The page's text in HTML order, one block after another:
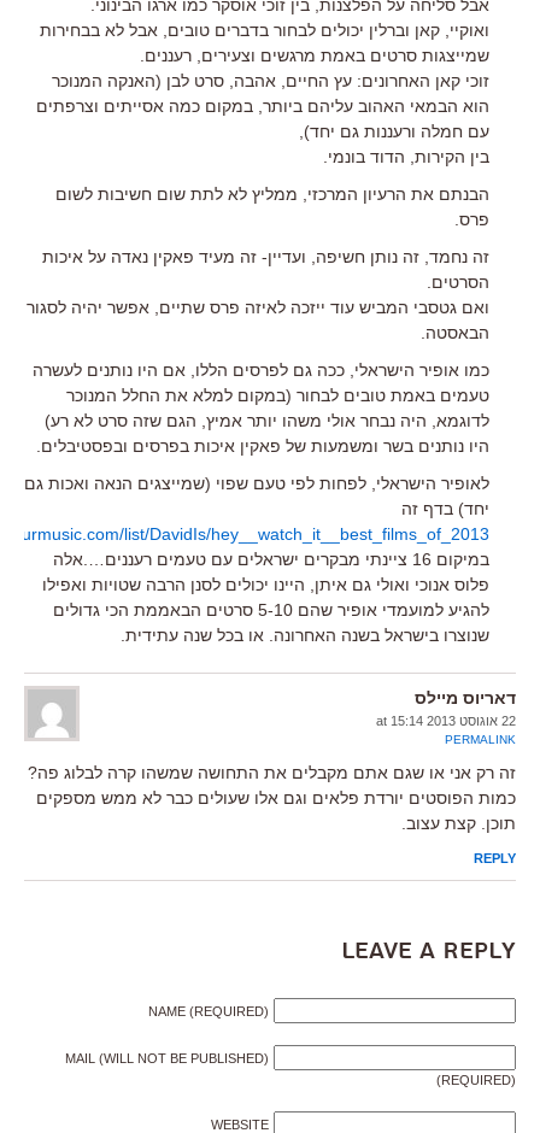
אבל סליחה על הפלצנות, בין זוכי אוסקר כמו ארגו הבינוני.
ואוקיי, קאן וברלין יכולים לבחור בדברים טובים, אבל לא בבחירות
שמייצגות סרטים באמת מרגשים וצעירים, רעננים.
זוכי קאן האחרונים: עץ החיים, אהבה, סרט לבן (האנקה המנוכר
הוא הבמאי האהוב עליהם ביותר, במקום כמה אסייתים וצרפתים
עם חמלה ורעננות גם יחד),
בין הקירות, הדוד בונמי.
הבנתם את הרעיון המרכזי, ממליץ לא לתת שום חשיבות לשום
פרס.
זה נחמד, זה נותן חשיפה, ועדיין- זה מעיד פאקין נאדה על איכות
הסרטים.
ואם גטסבי המביש עוד ייזכה לאיזה פרס שתיים, אפשר יהיה לסגור
הבאסטה.
כמו אופיר הישראלי, ככה גם לפרסים הללו, אם היו נותנים לעשרה
טעמים באמת טובים לבחור (במקום למלא את החלל המנוכר
לדוגמא, היה נבחר אולי משהו יותר אמיץ, הגם שזה סרט לא רע)
היו נותנים בשר ומשמעות של פאקין איכות בפרסים ובפסטיבלים.
לאופיר הישראלי, לפחות לפי טעם שפוי (שמייצגים הנאה ואכות גם
יחד) בדף זה
list/DavidIs/hey__watch_it__best_films_of_2013/
במיקום 16 ציינתי מבקרים ישראלים עם טעמים רעננים….אלה
פלוס אנוכי ואולי גם איתן, היינו יכולים לסנן הרבה שטויות ואפילו
להגיע למועמדי אופיר שהם 5-10 סרטים הבאממת הכי גדולים
שנוצרו בישראל בשנה האחרונה. או בכל שנה עתידית.
דאריוס מיילס
22 אוגוסט 2013 at 15:14
PERMALINK
זה רק אני או שגם אתם מקבלים את התחושה שמשהו קרה לבלוג פה?
כמות הפוסטים יורדת פלאים וגם אלו שעולים כבר לא ממש מספקים
תוכן. קצת עצוב.
REPLY
Leave a Reply
NAME (REQUIRED)
MAIL (WILL NOT BE PUBLISHED)
(REQUIRED)
WEBSITE